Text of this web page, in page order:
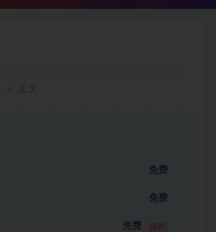
免费
免费
免费